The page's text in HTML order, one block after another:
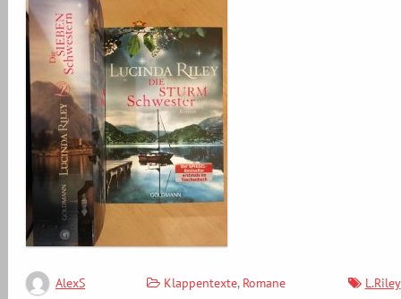
AlexS Klappentexte, Romane L.Riley